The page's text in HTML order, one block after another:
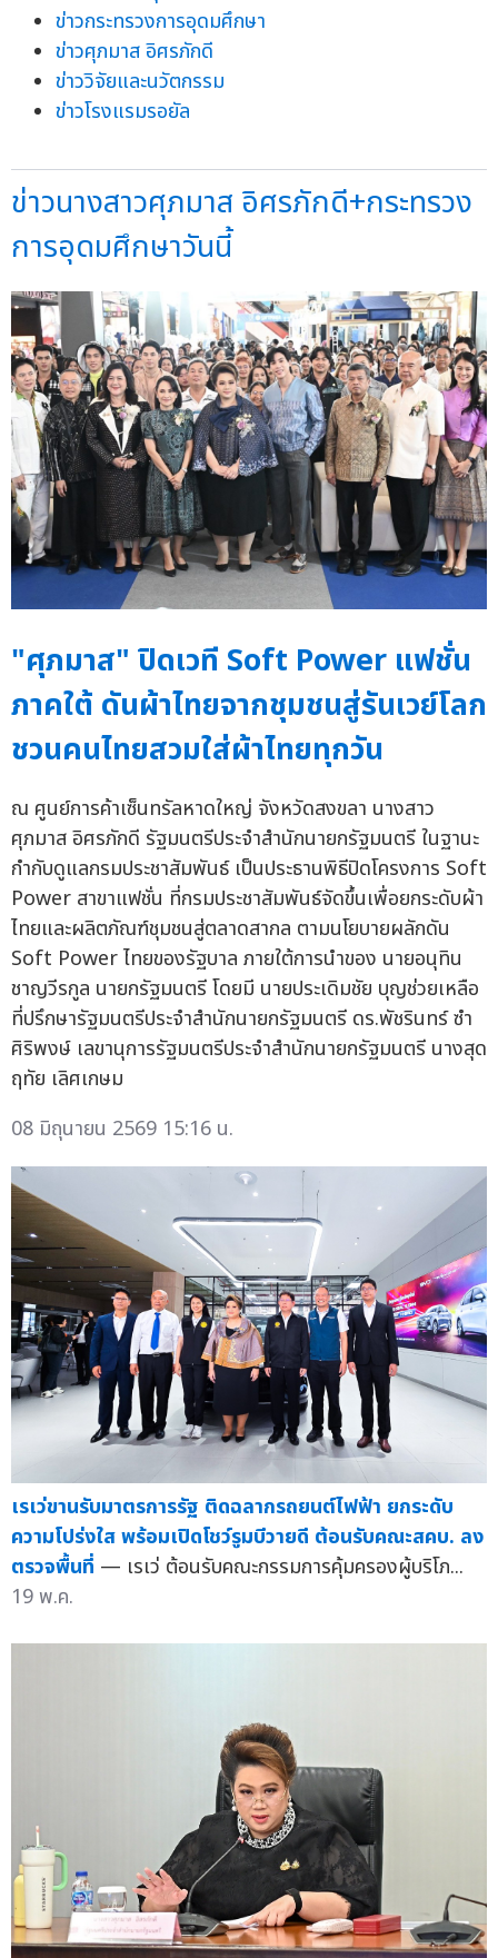
ข่าวกระทรวงการอุดมศึกษา
ข่าวศุภมาส อิศรภักดี
ข่าววิจัยและนวัตกรรม
ข่าวโรงแรมรอยัล
ข่าวนางสาวศุภมาส อิศรภักดี+กระทรวง
การอุดมศึกษาวันนี้
"ศุภมาส" ปิดเวที Soft Power แฟชั่น
ภาคใต้ ดันผ้าไทยจากชุมชนสู่รันเวย์โลก
ชวนคนไทยสวมใส่ผ้าไทยทุกวัน
ณ ศูนย์การค้าเซ็นทรัลหาดใหญ่ จังหวัดสงขลา นางสาว
ศุภมาส อิศรภักดี รัฐมนตรีประจำสำนักนายกรัฐมนตรี ในฐานะ
กำกับดูแลกรมประชาสัมพันธ์ เป็นประธานพิธีปิดโครงการ Soft
Power สาขาแฟชั่น ที่กรมประชาสัมพันธ์จัดขึ้นเพื่อยกระดับผ้า
ไทยและผลิตภัณฑ์ชุมชนสู่ตลาดสากล ตามนโยบายผลักดัน
Soft Power ไทยของรัฐบาล ภายใต้การนำของ นายอนุทิน
ชาญวีรกูล นายกรัฐมนตรี โดยมี นายประเดิมชัย บุญช่วยเหลือ
ที่ปรึกษารัฐมนตรีประจำสำนักนายกรัฐมนตรี ดร.พัชรินทร์ ซำ
ศิริพงษ์ เลขานุการรัฐมนตรีประจำสำนักนายกรัฐมนตรี นางสุด
ฤทัย เลิศเกษม
08 มิถุนายน 2569 15:16 น.
เรเว่ขานรับมาตรการรัฐ ติดฉลากรถยนต์ไฟฟ้า ยกระดับ
ความโปร่งใส พร้อมเปิดโชว์รูมบีวายดี ต้อนรับคณะสคบ. ลง
ตรวจพื้นที่ — เรเว่ ต้อนรับคณะกรรมการคุ้มครองผู้บริโภ...
19 พ.ค.